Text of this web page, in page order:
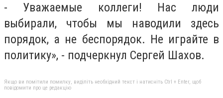
- Уважаемые коллеги! Нас люди
выбирали, чтобы мы наводили здесь
порядок, а не беспорядок. Не играйте в
политику», - подчеркнул Сергей Шахов.
Якщо ви помітили помилку, виділіть необхідний текст і натисніть Ctrl + Enter, щоб
повідомити про це редакцію